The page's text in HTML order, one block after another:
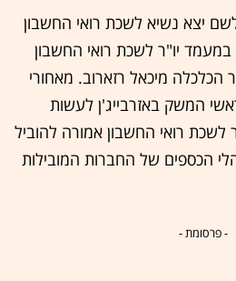
יצא נשיא לשכת רואי החשבון
יו"ר לשכת רואי החשבון
הכלכלה מיכאל רזארוב. מאחורי
המשק באזרבייג'ן לעשות
רואי החשבון אמורה להוביל
הכספים של החברות המובילות
- פרסומת -